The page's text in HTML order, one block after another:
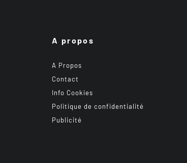
A propos
A Propos
Contact
Info Cookies
Politique de confidentialité
Publicité